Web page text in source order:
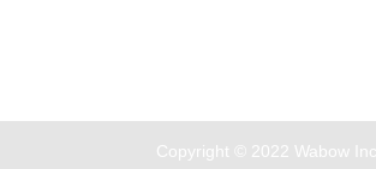
Copyright © 2022 Wabow Inc.